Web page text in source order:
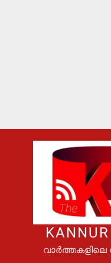
വാർത്തകളിലെ